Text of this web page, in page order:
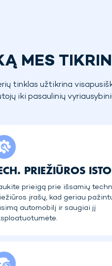
MES
tinklas užtikrina
iki pasaulinių
PRIEŽIŪROS
prieigą prie išsamių
įrašų, kad geriau
automobilį ir saugiai jį